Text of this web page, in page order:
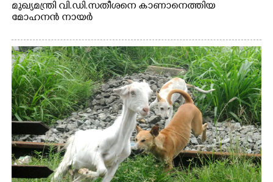
മുഖ്യമന്ത്രി വി.ഡി.സതീശനെ കാണാനെത്തിയ
മോഹനൻ നായർ